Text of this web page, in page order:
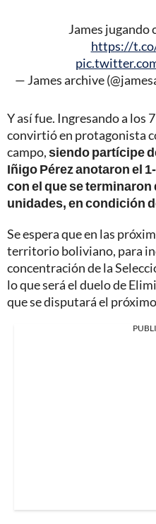
James jugando
https://
— James archive
Y así fue. Ingresando a los
convirtió en protagonista
campo,siendo partícipe
Iñigo Pérez anotaron el
con el que se
unidades, en condición
Se espera que en las
territorio boliviano, para
concentración de la
lo que será el duelo de
que se disputará el